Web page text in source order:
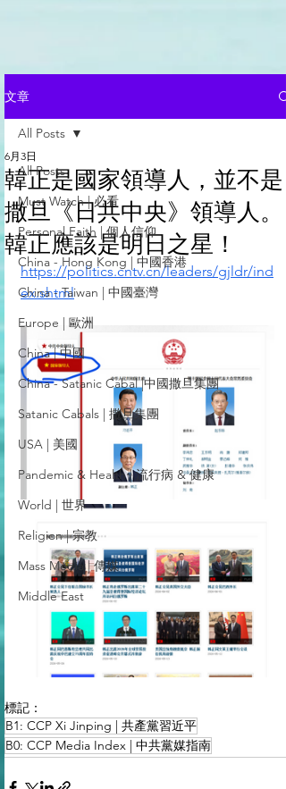
文章
All Posts
Must Watch | 必看
Personal Faith | 個人信仰
China - Hong Kong | 中國香港
China - Taiwan | 中國臺灣
Europe | 歐洲
China | 中國
China - Satanic Cabal |中國撒旦集團
Satanic Cabals | 撒旦集團
USA | 美國
Pandemic & Health | 流行病 & 健康
World | 世界
Religion | 宗教
Mass Media | 傳媒
Middle East
All Posts
韓正是國家領導人，並不是
撒旦《日共中央》領導人。
韓正應該是明日之星！
6月3日
https://politics.cntv.cn/leaders/gjldr/ind
ex.shtml
標記：
B1: CCP Xi Jinping | 共產黨習近平
B0: CCP Media Index | 中共黨媒指南